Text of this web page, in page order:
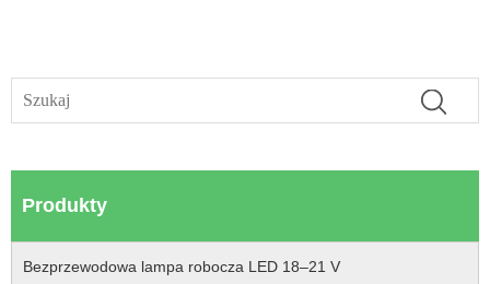
Produkty
Bezprzewodowa lampa robocza LED 18–21 V